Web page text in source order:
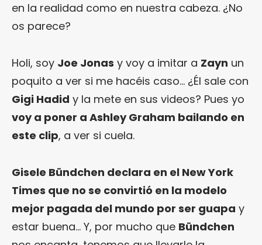
en la realidad como en nuestra cabeza. ¿No
os parece?
Holi, soy Joe Jonas y voy a imitar a Zayn un
poquito a ver si me hacéis caso… ¿Él sale con
Gigi Hadid y la mete en sus videos? Pues yo
voy a poner a Ashley Graham bailando en
este clip, a ver si cuela.
Gisele Bündchen declara en el New York
Times que no se convirtió en la modelo
mejor pagada del mundo por ser guapa y
estar buena… Y, por mucho que Bündchen